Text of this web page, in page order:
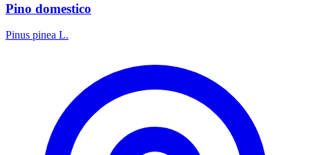
Pino domestico
Pinus pinea L.